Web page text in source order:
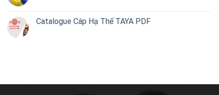
Catalogue Cáp Hạ Thế TAYA PDF